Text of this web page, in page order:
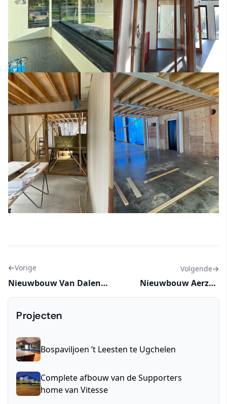
Projecten
Bospaviljoen ’t Leesten te Ugchelen
Complete afbouw van de Supporters
home van Vitesse
Vorige
Nieuwbouw Van Dalen
Sloop en Asbest BV te
Bemmel.
Volgende
Nieuwbouw Aerzen
International Rental B.V.